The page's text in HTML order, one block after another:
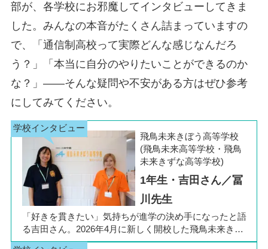
部が、各学校にお邪魔してインタビューしてきま
した。みんなの本音がたくさん詰まっていますの
で、「通信制高校って実際どんな感じなんだろ
う？」「本当に自分のやりたいことができるのか
な？」――そんな疑問や不安がある方はぜひ参考
にしてみてください。
飛鳥未来きぼう高等学校
(飛鳥未来高等学校・飛鳥
未来きずな高等学校)
1年生・吉田さん／冨
川先生
「好きを貫きたい」気持ちが進学の決め手になったと語
る吉田さん。2026年4月に新しく開校した飛鳥未来きぼ
う高等学校 柏キャンパスの1年生です。彼女は中学3年